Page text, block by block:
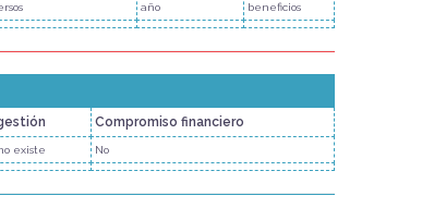
año
beneficios
Compromiso financiero
existe No